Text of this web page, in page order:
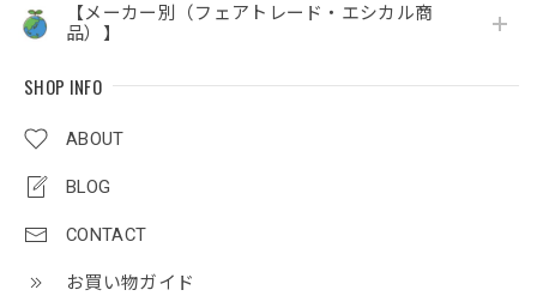
【メーカー別（フェアトレード・エシカル商
品）】
SHOP INFO
ABOUT
BLOG
CONTACT
お買い物ガイド